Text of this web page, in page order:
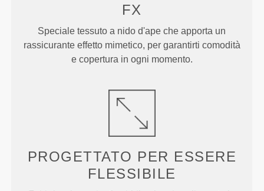
FX
Speciale tessuto a nido d'ape che apporta un
rassicurante effetto mimetico, per garantirti comodità
e copertura in ogni momento.
PROGETTATO PER ESSERE
FLESSIBILE